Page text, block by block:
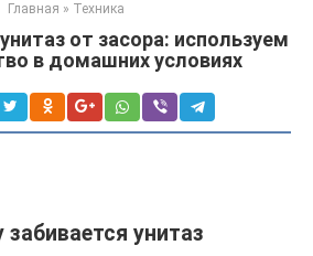
Главная » Техника
от засора: используем
в домашних условиях
забивается унитаз